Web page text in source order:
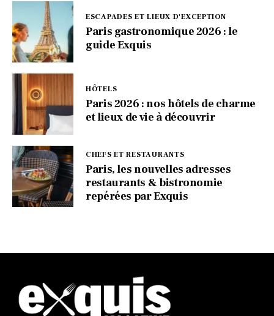
ESCAPADES ET LIEUX D'EXCEPTION
Paris gastronomique 2026 : le
guide Exquis
HÔTELS
Paris 2026 : nos hôtels de charme
et lieux de vie à découvrir
CHEFS ET RESTAURANTS
Paris, les nouvelles adresses
restaurants & bistronomie
repérées par Exquis